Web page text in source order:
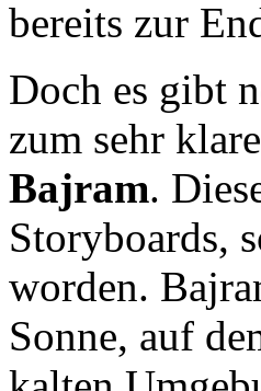
bereits zur
Doch es gibt
zum sehr
Bajram.
Storyboards,
worden.
Sonne, auf